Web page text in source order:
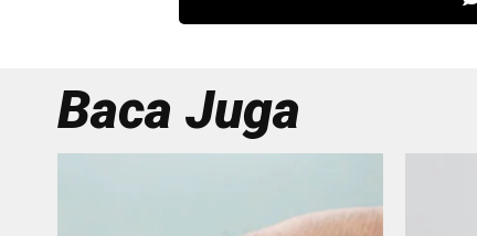
Baca Juga